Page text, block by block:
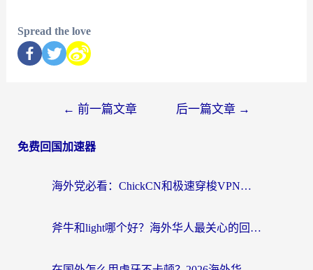
Spread the love
← 前一篇文章 后一篇文章 →
免费回国加速器
海外党必看：ChickCN和极速穿梭VPN好用吗？3招教你选对回国加速器无缝刷国内资源
斧牛和light哪个好？海外华人最关心的回国加速器选择难题，一篇讲透